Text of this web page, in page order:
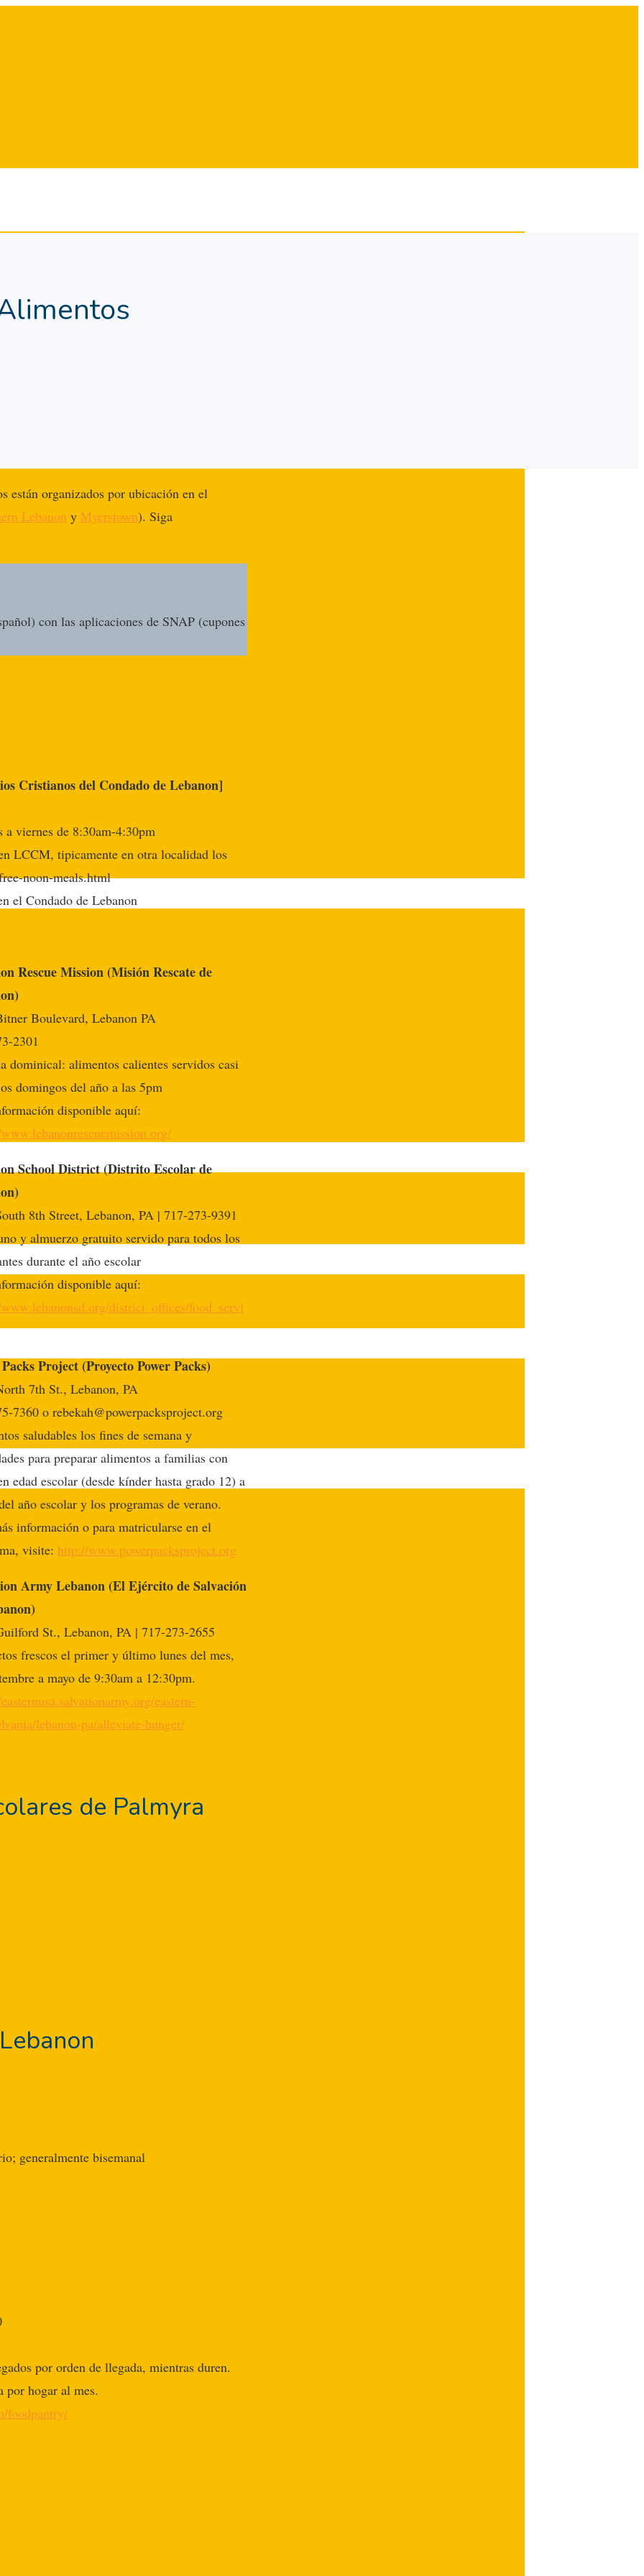
están organizados por ubicación en el
Lebanon y Myerstown). Siga
con las aplicaciones de SNAP (cupones
Cristianos del Condado de Lebanon]
a viernes de 8:30am-4:30pm
LCCM, tipicamente en otra localidad los
noon-meals.html
el Condado de Lebanon
Rescue Mission (Misión Rescate de
Boulevard, Lebanon PA
2301
dominical: alimentos calientes servidos casi
domingos del año a las 5pm
disponible aquí:
School District (Distrito Escolar de
8th Street, Lebanon, PA | 717-273-9391
y almuerzo gratuito servido para todos los
durante el año escolar
disponible aquí:
district_offices/food_servi
Project (Proyecto Power Packs)
7th St., Lebanon, PA
7360 o rebekah@powerpacksproject.org
saludables los fines de semana y
para preparar alimentos a familias con
edad escolar (desde kínder hasta grado 12) a
año escolar y los programas de verano.
información o para matricularse en el
visite: http://www.powerpacksproject.org
Army Lebanon (El Ejército de Salvación
St., Lebanon, PA | 717-273-2655
frescos el primer y último lunes del mes,
a mayo de 9:30am a 12:30pm.
eastern-
lebanon-pa/alleviate-hunger/
de Palmyra
generalmente bisemanal
por orden de llegada, mientras duren.
por hogar al mes.
foodpantry/